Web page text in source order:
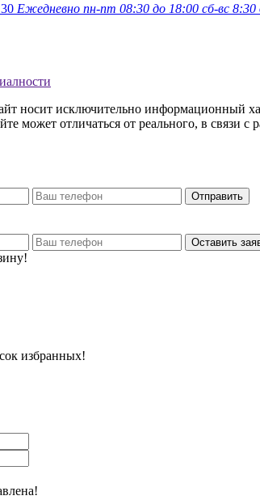
Ежедневно пн-пт 08:30 до 18:00 сб-вс 8:30
носит исключительно информационный
может отличаться от реального, в связи
Отправить
Оставить
избранных!